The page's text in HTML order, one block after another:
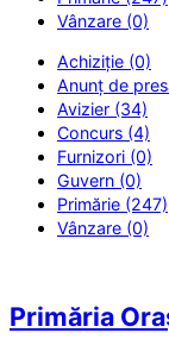
Vânzare (0)
Achiziție (0)
Anunț de
Avizier (34)
Concurs (4)
Furnizori (0)
Guvern (0)
Primărie (247)
Vânzare (0)
Primăria